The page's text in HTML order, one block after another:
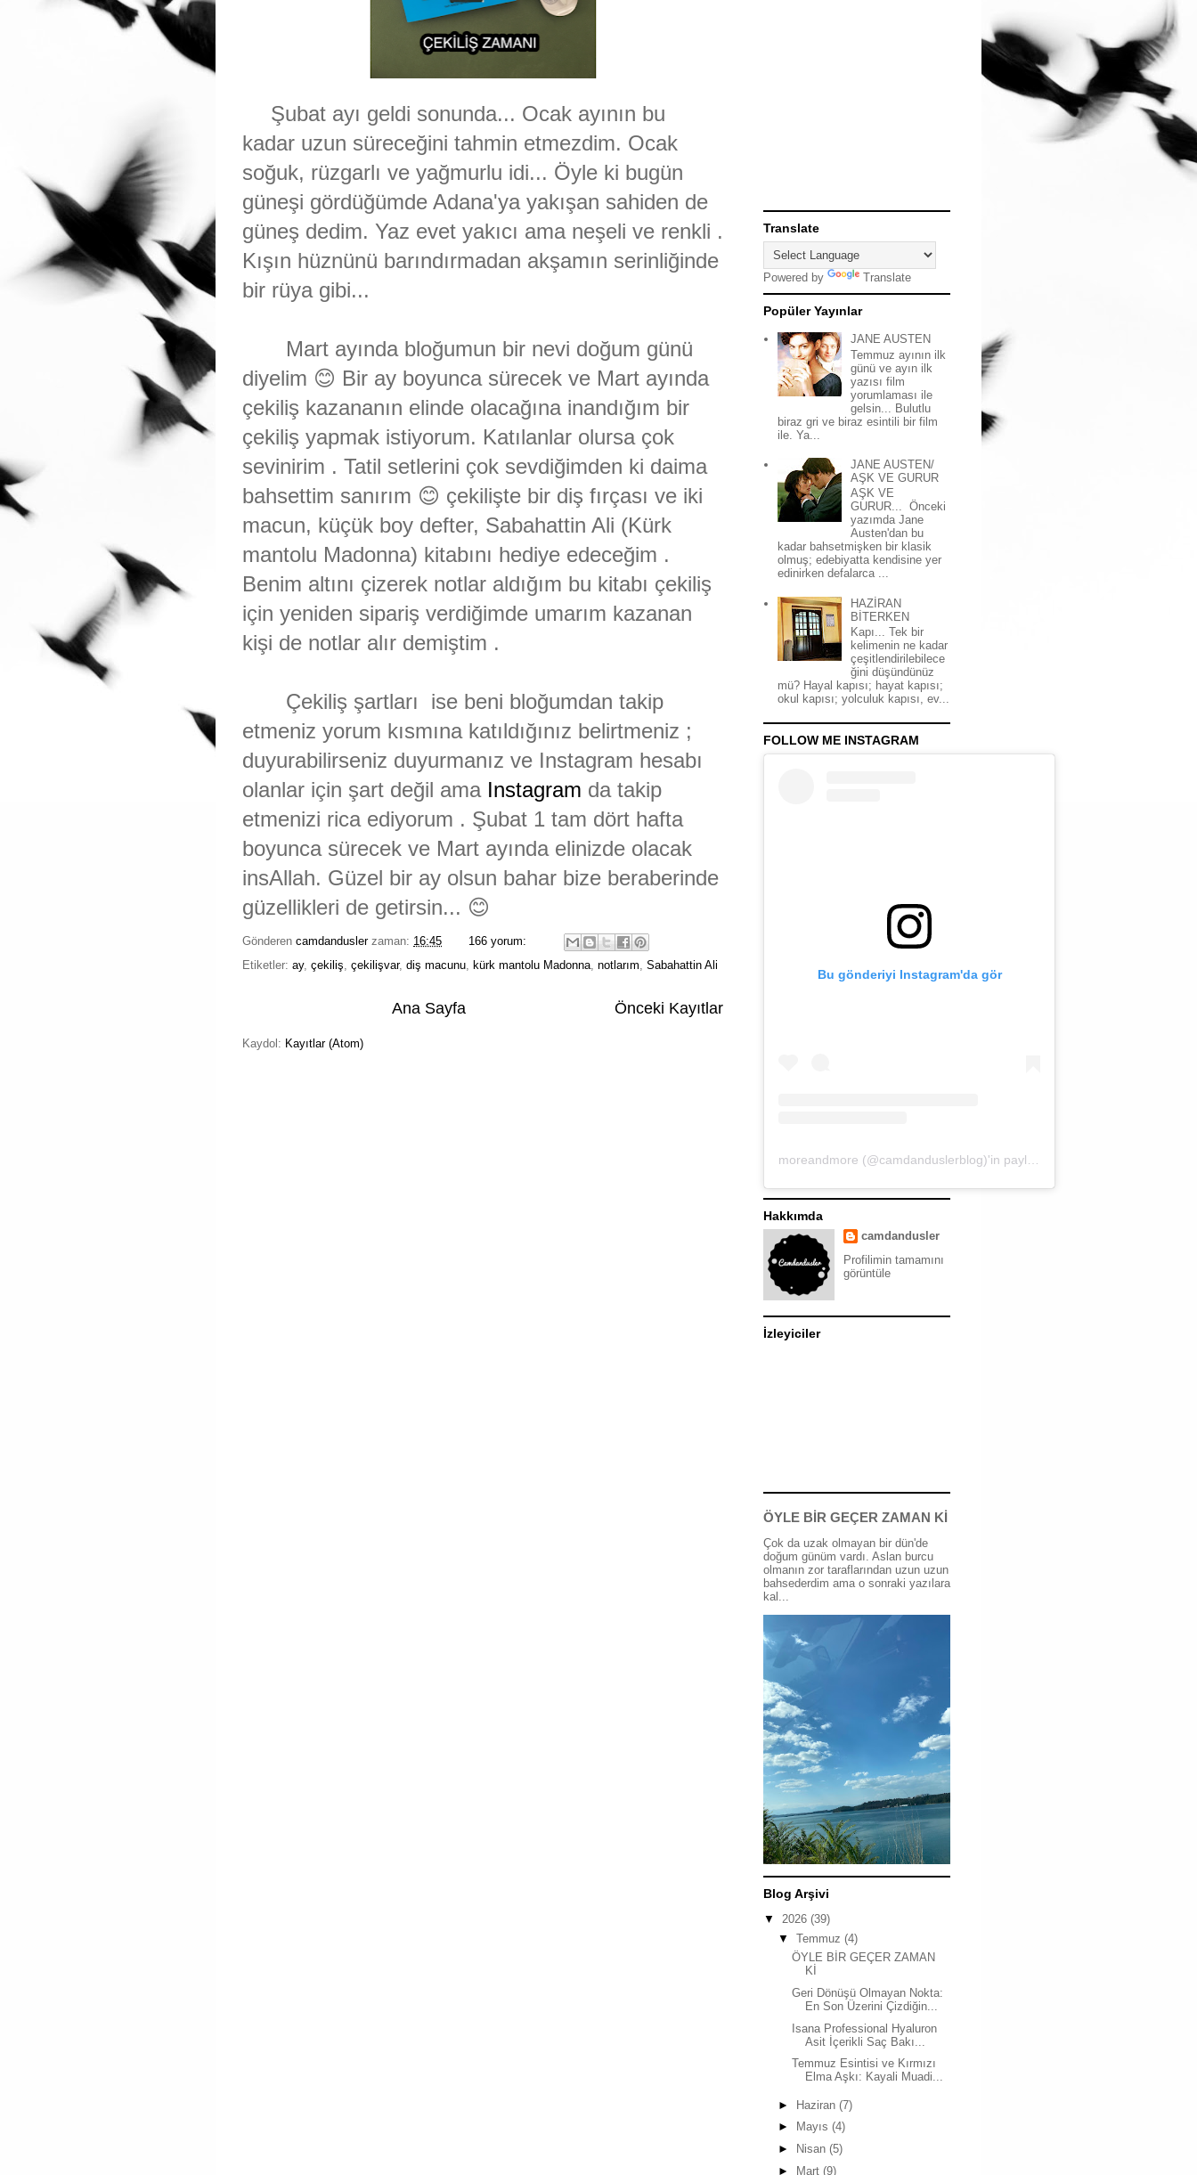
Şubat ayı geldi sonunda... Ocak ayının bu
kadar uzun süreceğini tahmin etmezdim. Ocak
soğuk, rüzgarlı ve yağmurlu idi... Öyle ki bugün
güneşi gördüğümde Adana'ya yakışan sahiden de
güneş dedim. Yaz evet yakıcı ama neşeli ve renkli .
Kışın hüznünü barındırmadan akşamın serinliğinde
bir rüya gibi...
Mart ayında bloğumun bir nevi doğum günü
diyelim 😊 Bir ay boyunca sürecek ve Mart ayında
çekiliş kazananın elinde olacağına inandığım bir
çekiliş yapmak istiyorum. Katılanlar olursa çok
sevinirim . Tatil setlerini çok sevdiğimden ki daima
bahsettim sanırım 😊 çekilişte bir diş fırçası ve iki
macun, küçük boy defter, Sabahattin Ali (Kürk
mantolu Madonna) kitabını hediye edeceğim .
Benim altını çizerek notlar aldığım bu kitabı çekiliş
için yeniden sipariş verdiğimde umarım kazanan
kişi de notlar alır demiştim .
Çekiliş şartları ise beni bloğumdan takip
etmeniz yorum kısmına katıldığınız belirtmeniz ;
duyurabilirseniz duyurmanız ve Instagram hesabı
olanlar için şart değil amaInstagram da takip
etmenizi rica ediyorum . Şubat 1 tam dört hafta
boyunca sürecek ve Mart ayında elinizde olacak
insAllah. Güzel bir ay olsun bahar bize beraberinde
güzellikleri de getirsin... 😊
Gönderen camdandusler zaman: 16:45
166 yorum:
Etiketler: ay, çekiliş çekilişvar, diş macunu kürk mantolu Madonna notlarım Sabahattin Ali
Önceki Kayıtlar
Ana Sayfa
Kaydol: Kayıtlar (Atom)
Translate
Powered by Translate
Popüler Yayınlar
JANE AUSTEN
Temmuz ayının ilk
günü ve ayın ilk
yazısı film
yorumlaması ile
gelsin... Bulutlu
biraz gri ve biraz esintili bir film
ile. Ya...
JANE AUSTEN/
AŞK VE GURUR
AŞK VE
GURUR... Önceki
yazımda Jane
Austen'dan bu
kadar bahsetmişken bir klasik
olmuş; edebiyatta kendisine yer
edinirken defalarca ...
HAZİRAN
BİTERKEN
Kapı... Tek bir
kelimenin ne kadar
çeşitlendirilebilece
ğini düşündünüz
mü? Hayal kapısı; hayat kapısı;
okul kapısı; yolculuk kapısı, ev...
FOLLOW ME INSTAGRAM
Bu gönderiyi Instagram'da gör
Hakkımda
camdandusler
Profilimin tamamını
görüntüle
İzleyiciler
ÖYLE BİR GEÇER ZAMAN Kİ
Çok da uzak olmayan bir dün'de
doğum günüm vardı. Aslan burcu
olmanın zor taraflarından uzun uzun
bahsederdim ama o sonraki yazılara
kal...
Blog Arşivi
▼ 2026 (39)
▼ Temmuz (4)
ÖYLE BİR GEÇER ZAMAN
Kİ
Geri Dönüşü Olmayan Nokta:
En Son Üzerini Çizdiğin...
Isana Professional Hyaluron
Asit İçerikli Saç Bakı...
Temmuz Esintisi ve Kırmızı
Elma Aşkı: Kayali Muadi...
► Haziran (7)
►
Mayıs (4)
►
Nisan (5)
►
Mart (9)